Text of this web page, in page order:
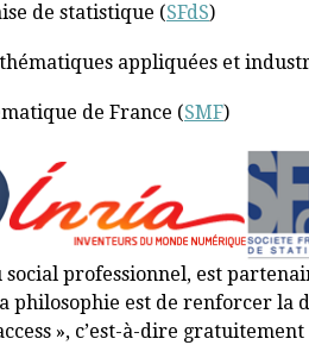
de statistique (SFdS)
appliquées et
de France (SMF)
social professionnel, est
philosophie est de renforcer la
», c’est-à-dire